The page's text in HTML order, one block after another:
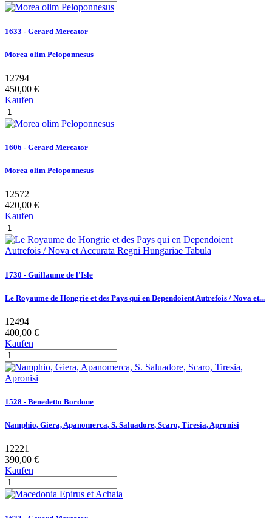
1633 - Gerard Mercator
Morea olim Peloponnesus
12794
450,00 €
Kaufen
1606 - Gerard Mercator
Morea olim Peloponnesus
12572
420,00 €
Kaufen
1730 - Guillaume de l'Isle
Le Royaume de Hongrie et des Pays qui en Dependoient Autrefois / Nova et...
12494
400,00 €
Kaufen
1528 - Benedetto Bordone
Namphio, Giera, Apanomerca, S. Saluadore, Scaro, Tiresia, Apronisi
12221
390,00 €
Kaufen